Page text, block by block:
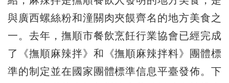
與廣西螺絲粉和潼關肉夾饃齊名的地方美食之
一。去年，撫順市餐飲烹飪行業協會已經完成
了《撫順麻辣拌》和《撫順麻辣拌料》團體標
準的制定並在國家團體標準信息平臺發佈。下